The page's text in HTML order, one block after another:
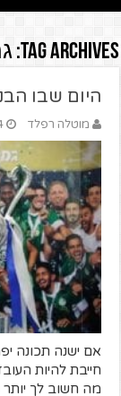
Tag Archives:
היום שבו
מוטלה רפלד
אם ישנה תכונה
חייבת להיות